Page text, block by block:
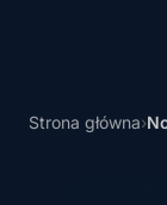
Strona główna›